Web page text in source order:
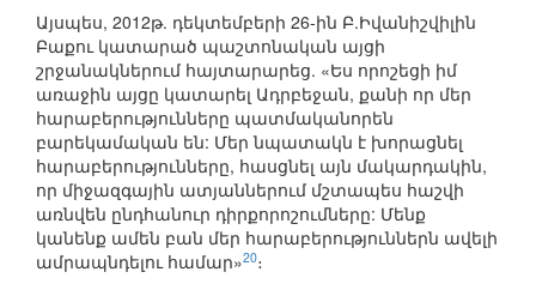
Այսպես, 2012թ. դեկտեմբերի 26-ին Բ.Իվանիշվիլին
Բաքու կատարած պաշտոնական այցի
շրջանակներում հայտարարեց. «Ես որոշեցի իմ
առաջին այցը կատարել Ադրբեջան, քանի որ մեր
հարաբերությունները պատմականորեն
բարեկամական են: Մեր նպատակն է խորացնել
հարաբերությունները, հասցնել այն մակարդակին,
որ միջազգային ատյաններում մշտապես հաշվի
առնվեն ընդհանուր դիրքորոշումները: Մենք
կանենք ամեն բան մեր հարաբերություններն ավելի
ամրապնդելու համար»20։